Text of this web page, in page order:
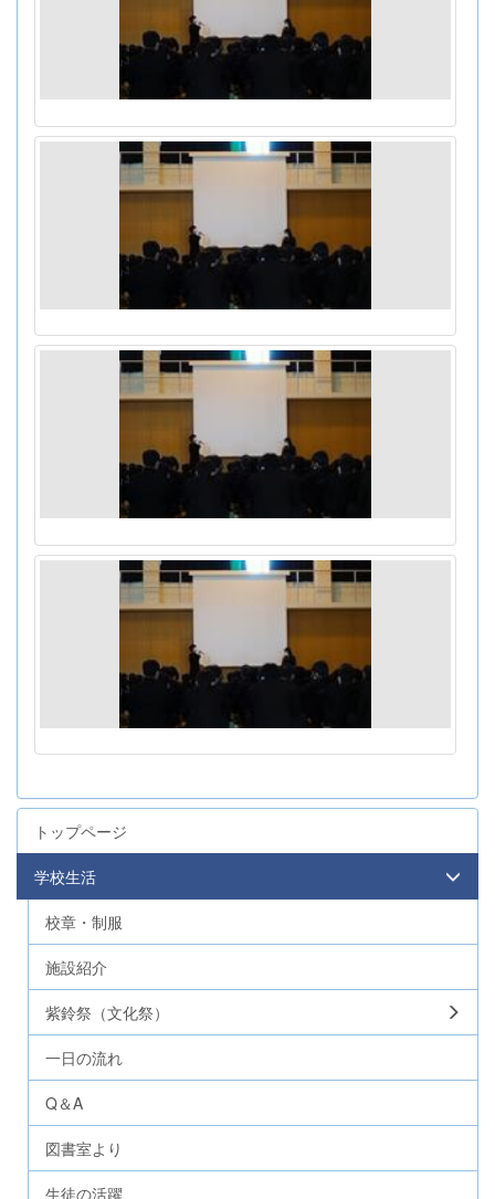
トップページ
学校生活
校章・制服
施設紹介
紫鈴祭（文化祭）
一日の流れ
Q＆A
図書室より
生徒の活躍